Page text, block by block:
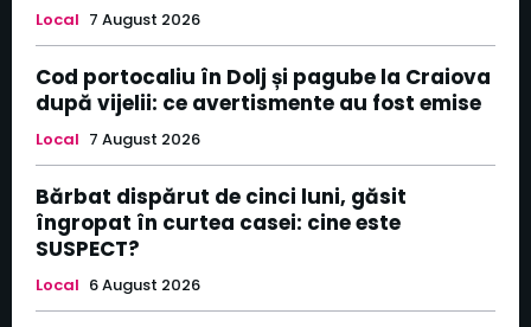
Local 7 August 2026
Cod portocaliu în Dolj și pagube la Craiova
după vijelii: ce avertismente au fost emise
Local 7 August 2026
Bărbat dispărut de cinci luni, găsit
îngropat în curtea casei: cine este
SUSPECT?
Local 6 August 2026